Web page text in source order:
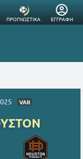
ΠΡΟΓΝΩΣΤΙΚΑ ΕΓΓΡΑΦΗ
VAR